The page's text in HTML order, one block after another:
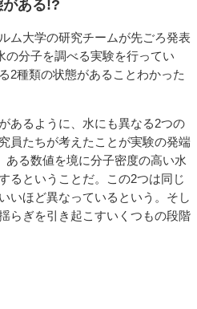
がある!?
ム大学の研究チームが先ごろ発表
の分子を調べる実験を行ってい
2種類の状態があることわかった
あるように、水にも異なる2つの
員たちが考えたことが実験の発端
ある数値を境に分子密度の高い水
るということだ。この2つは同じ
いほど異なっているという。そし
らぎを引き起こすいくつもの段階